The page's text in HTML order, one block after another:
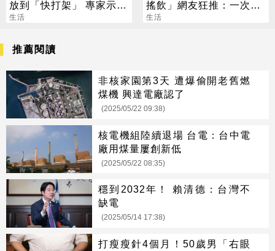
放到「快打架」 專家示
警：會過期
生活
搖飲」網友狂推：一次扛
3箱才尊重
生活
推薦閱讀
非核家園第3天 遭爆偷開老舊燃
煤機 興達電廠認了
(2025/05/22 09:38)
核電機組陸續退場 台電：台中電
廠用煤量屢創新低
(2025/05/22 08:35)
穩到2032年！ 賴清德：台灣不
缺電
(2025/05/14 17:38)
打瘦瘦針4個月！50歲男「右眼